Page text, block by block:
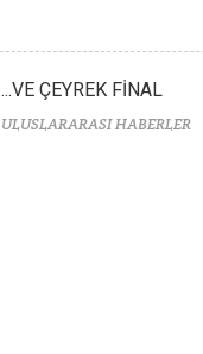
...VE ÇEYREK FİNAL
ULUSLARARASI HABERLER